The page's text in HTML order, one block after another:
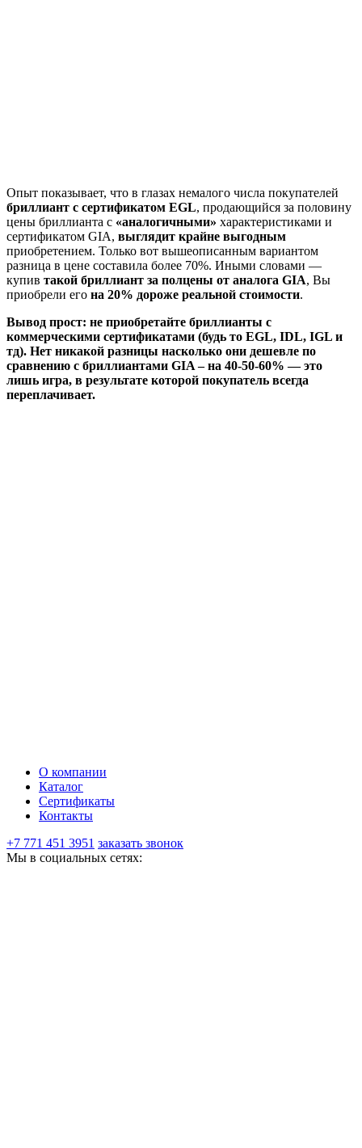
Опыт показывает, что в глазах немалого числа покупателей
бриллиант с сертификатом EGL, продающийся за половину
цены бриллианта с «аналогичными» характеристиками и
сертификатом GIA, выглядит крайне выгодным
приобретением. Только вот вышеописанным вариантом
разница в цене составила более 70%. Иными словами —
купив такой бриллиант за полцены от аналога GIA, Вы
приобрели его на 20% дороже реальной стоимости.
Вывод прост: не приобретайте бриллианты с
коммерческими сертификатами (будь то EGL, IDL, IGL и
тд). Нет никакой разницы насколько они дешевле по
сравнению с бриллиантами GIA – на 40-50-60% — это
лишь игра, в результате которой покупатель всегда
переплачивает.
О компании
Каталог
Сертификаты
Контакты
+7 771 451 3951 заказать звонок
Мы в социальных сетях: